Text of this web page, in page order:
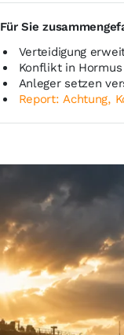
Für Sie
Verteidigung
Konflikt in
Anleger setzen
Report: Achtung,